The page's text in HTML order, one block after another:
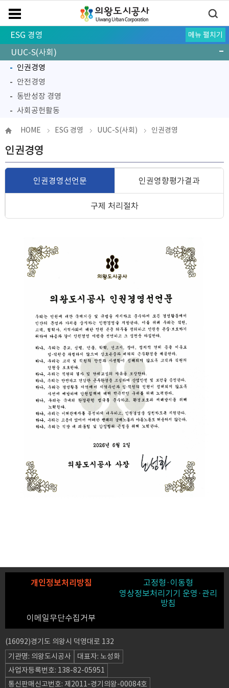
ESG 경영
UUC-ESG
UUC-E(환경)
UUC-S(사회)
인권경영
안전경영
동반성장 경영
사회공헌활동
UUC-G(지배구조)
메뉴 펼치기
HOME ESG 경영 UUC-S(사회) 인권경영
인권경영
인권경영선언문 인권영향평가결과
구제 처리절차
개인정보처리방침 고정형·이동형
영상정보처리기기 운영·관리
방침
이메일무단수집거부
(16092)경기도 의왕시 덕영대로 132
기관명: 의왕도시공사
대표자: 노성화
사업자등록번호: 138-82-05951
통신판매신고번호: 제2011-경기의왕-00084호